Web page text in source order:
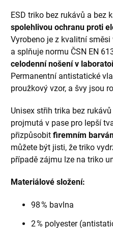
ESD triko bez rukávů a bez
spolehlivou ochranu proti
Vyrobeno je z kvalitní
a splňuje normu ČSN EN
celodenní nošení v
Permanentní antistatické
proužkový vzor, a švy jsou
Unisex střih trika bez
projmutá v pase pro lepší
přizpůsobit firemním
můžete být jisti, že triko
případě zájmu lze na triko
Materiálové složení:
98 % bavlna
2 % polyester